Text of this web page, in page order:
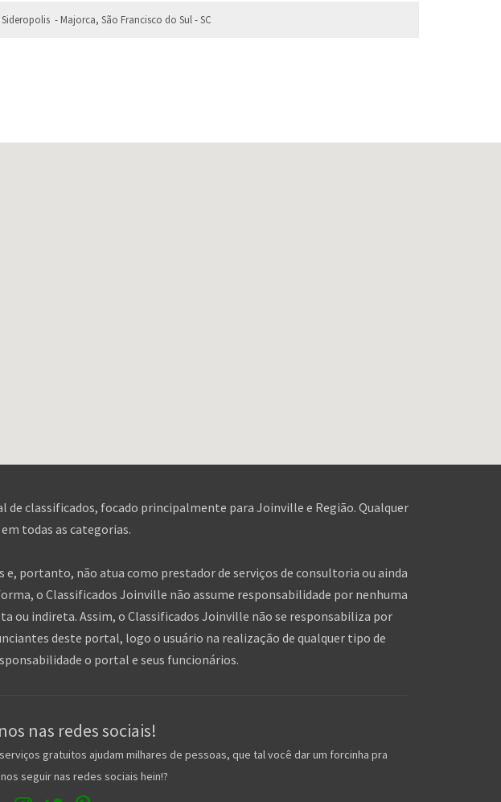
de classificados, focado principalmente para Joinville e Região. Qualquer
todas as categorias.
portanto, não atua como prestador de serviços de consultoria ou ainda
o Classificados Joinville não assume responsabilidade por nenhuma
ou indireta. Assim, o Classificados Joinville não se responsabiliza por
deste portal, logo o usuário na realização de qualquer tipo de
o portal e seus funcionários.
nas redes sociais!
gratuitos ajudam milhares de pessoas, que tal você dar um forcinha pra
seguir nas redes sociais hein!?